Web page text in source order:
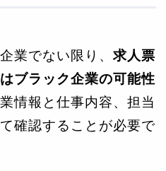
業でない限り、 求人票
ブラック企業の可能性
情報と仕事内容、担当
確認することが必要で